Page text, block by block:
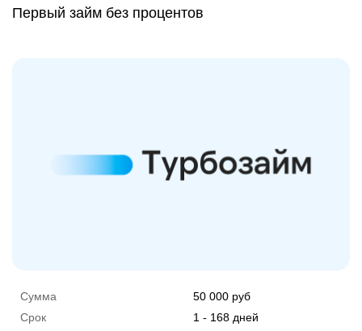
Первый займ без процентов
Сумма
50 000 руб
Срок
1 - 168 дней